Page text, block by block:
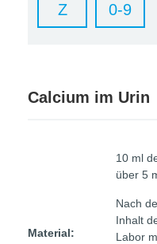
Z 0-9
Calcium im Urin
Material:
10 ml
über 5
Nach
Inhalt
Labor